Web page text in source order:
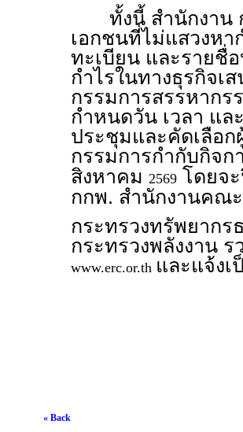
ทั้งนี้ สำนักงาน ก
เอกชนที่ไม่แสวงหา
ทะเบียน และรายชื่
กำไรในทางธุรกิจเ
กรรมการสรรหากร
กำหนดวัน เวลา แ
ประชุมและคัดเลือ
กรรมการกำกับกิจก
สิงหาคม 2569 โดยจ
กกพ. สำนักงานคณ
กระทรวงทรัพยาก
กระทรวงพลังงาน
www.erc.or.th และแจ้ง
« Back